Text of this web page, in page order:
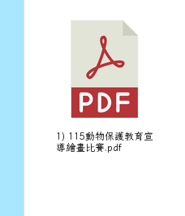
1) 115動物保護教育宣
導繪畫比賽.pdf